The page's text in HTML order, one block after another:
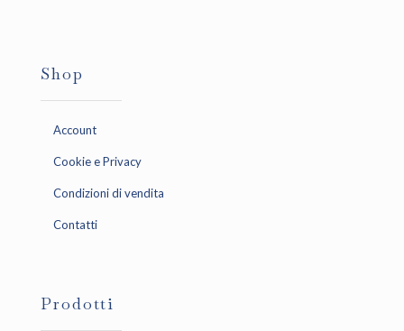
Shop
Account
Cookie e Privacy
Condizioni di vendita
Contatti
Prodotti